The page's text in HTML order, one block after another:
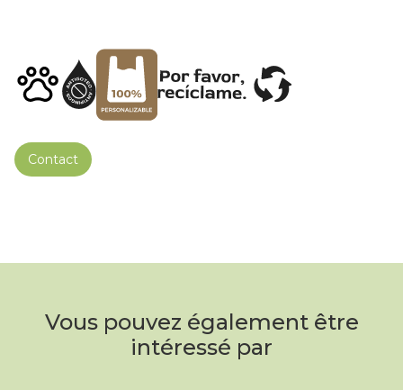
Contact
Vous pouvez également être
intéressé par